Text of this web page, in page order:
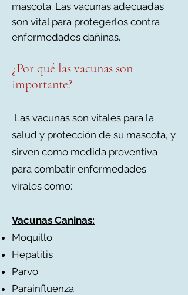
mascota. Las vacunas adecuadas
son vital para protegerlos contra
enfermedades dañinas.
¿Por qué las vacunas son
importante?
Las vacunas son vitales para la
salud y protección de su mascota, y
sirven como medida preventiva
para combatir enfermedades
virales como:
Vacunas Caninas:
Moquillo
Hepatitis
Parvo
Parainfluenza